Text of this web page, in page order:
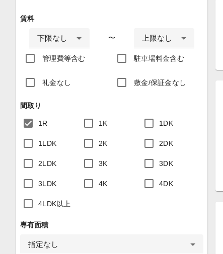
賃料
下限なし 〜 上限なし
管理費等含む 駐車場料金含む
礼金なし 敷金/保証金なし
間取り
1R 1K 1DK
1LDK 2K 2DK
2LDK 3K 3DK
3LDK 4K 4DK
4LDK以上
専有面積
指定なし